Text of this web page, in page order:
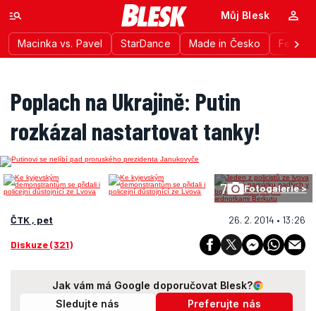
Macinka vs. Pavel StarDance Made in Česko
Můj Blesk
Poplach na Ukrajině: Putin
rozkázal nastartovat tanky!
7 Fotogalerie >
ČTK , pet 26. 2. 2014 • 13:26
Diskuze (321)
Jak vám má Google doporučovat Blesk?
Sledujte nás
Preferujte nás